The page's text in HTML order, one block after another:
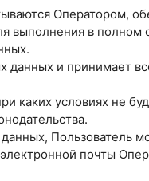
Оператором,
выполнения в
данных и
каких условиях не
Пользователь
почты